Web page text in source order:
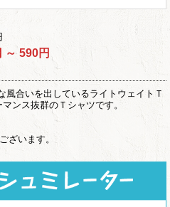
～ 590円
風合いを出しているライトウェイトＴ
ンス抜群のＴシャツです。
ざいます。